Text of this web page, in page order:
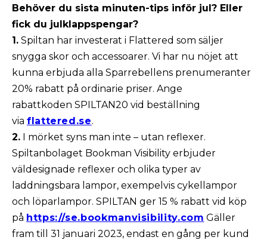
Behöver du sista minuten-tips inför jul? Eller
fick du julklappspengar?
1. Spiltan har investerat i Flattered som säljer
snygga skor och accessoarer. Vi har nu nöjet att
kunna erbjuda alla Sparrebellens prenumeranter
20% rabatt på ordinarie priser. Ange
rabattkoden SPILTAN20 vid beställning
via flattered.se.
2. I mörket syns man inte – utan reflexer.
Spiltanbolaget Bookman Visibility erbjuder
väldesignade reflexer och olika typer av
laddningsbara lampor, exempelvis cykellampor
och löparlampor. SPILTAN ger 15 % rabatt vid köp
på https://se.bookmanvisibility.com Gäller
fram till 31 januari 2023, endast en gång per kund